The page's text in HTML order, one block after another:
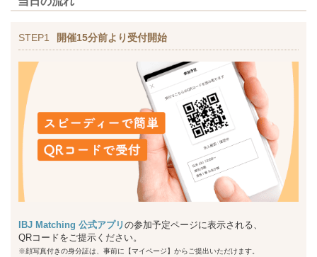
STEP1 開催15分前より受付開始
IBJ Matching 公式アプリ の参加予定ページに表示される、
QRコードをご提示ください。
※顔写真付きの身分証は、事前に【マイページ】からご提出いただけます。